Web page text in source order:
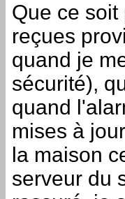
Que ce
reçues
quand je
sécurité),
quand
mises à
la maison
serveur du